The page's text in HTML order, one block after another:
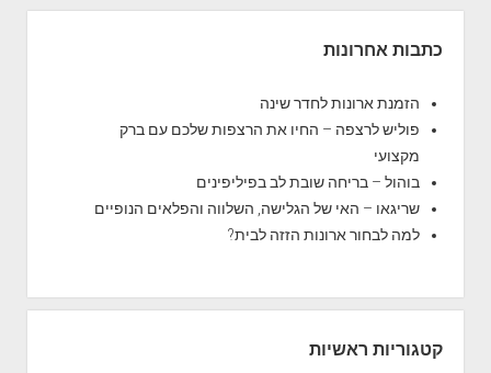
ר
י
י
נ
ה
כתבות אחרונות
הזמנת ארונות לחדר שינה
פוליש לרצפה – החיו את הרצפות שלכם עם ברק
מקצועי
בוהול – בריחה שובת לב בפיליפינים
שריגאו – האי של הגלישה, השלווה והפלאים הנופיים
למה לבחור ארונות הזזה לבית?
קטגוריות ראשיות